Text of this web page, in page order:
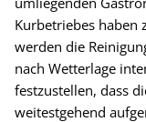
Kurbetriebes haben
werden die
nach Wetterlage
festzustellen, dass
weitestgehend